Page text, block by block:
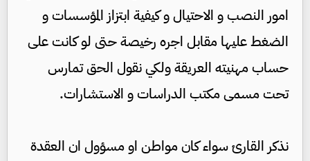
امور النصب و الاحتيال و كيفية ابتزاز المؤسسات و
الضغط عليها مقابل اجره رخيصة حتى لو كانت على
حساب مهنيته العريقة ولكي نقول الحق تمارس
تحت مسمى مكتب الدراسات و الاستشارات.
نذكر القارئ سواء كان مواطن او مسؤول ان العقدة